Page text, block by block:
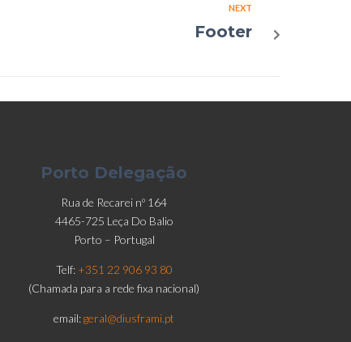
NEXT
Footer
Porto Delegação
Rua de Recarei nº 164
4465-725 Leça Do Balio
Porto – Portugal
Telf: +351 22 906 93 80
(Chamada para a rede fixa nacional)
email:geral@diusframi.pt